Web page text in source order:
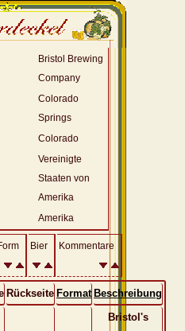
Bristol Brewing
Company
Colorado
Springs
Colorado
Vereinigte
Staaten von
Amerika
Amerika
Bier Kommentare
Rückseite Format Beschreibung
Bristol's